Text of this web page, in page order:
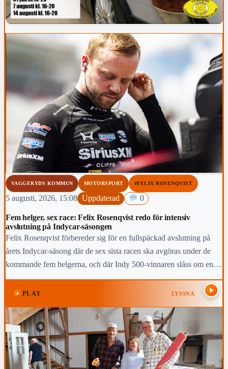
VAGGERYDS KOMMUN MOTORSPORT #FELIX ROSENQVIST
5 augusti, 2026, 15:08 Uppdaterad 0
Fem helger, sex race: Felix Rosenqvist redo för intensiv
avslutning på Indycar-säsongen
Felix Rosenqvist förbereder sig för en fullspäckad avslutning på
årets Indycar-säsong där de sex sista racen ska avgöras under de
kommande fem helgerna, och där Indy 500-vinnaren slåss om en
topp-fem-placering i den slutliga mästerskapstabellen.
PLAY LYSSNA